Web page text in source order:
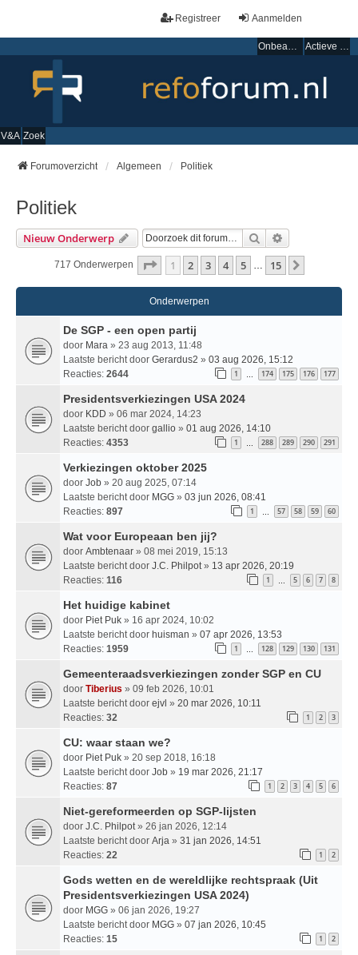
Aanmelden
Registreer
Onbeantwoorde onderwerpen Actieve onderwerpen
V&A Zoek
Forumoverzicht Algemeen Politiek
Politiek
Nieuw Onderwerp Zoek
717 Onderwerpen Pagina Van15
1 2 3 4 5 15
Onderwerpen
De SGP - een open partij
door Mara » 23 aug 2013, 11:48
Laatste bericht door Gerardus2 » 03 aug 2026, 15:12
Reacties: 2644 1 … 174 175 176 177
Presidentsverkiezingen USA 2024
door KDD » 06 mar 2024, 14:23
Laatste bericht door gallio » 01 aug 2026, 14:10
Reacties: 4353 1 … 288 289 290 291
Verkiezingen oktober 2025
door Job » 20 aug 2025, 07:14
Laatste bericht door MGG » 03 jun 2026, 08:41
Reacties: 897 1 … 57 58 59 60
Wat voor Europeaan ben jij?
door Ambtenaar » 08 mei 2019, 15:13
Laatste bericht door J.C. Philpot » 13 apr 2026, 20:19
Reacties: 116 1 … 5 6 7 8
Het huidige kabinet
door Piet Puk » 16 apr 2024, 10:02
Laatste bericht door huisman » 07 apr 2026, 13:53
Reacties: 1959 1 … 128 129 130 131
Gemeenteraadsverkiezingen zonder SGP en CU
door Tiberius » 09 feb 2026, 10:01
Laatste bericht door ejvl » 20 mar 2026, 10:11
Reacties: 32 1 2 3
CU: waar staan we?
door Piet Puk » 20 sep 2018, 16:18
Laatste bericht door Job » 19 mar 2026, 21:17
Reacties: 87 1 2 3 4 5 6
Niet-gereformeerden op SGP-lijsten
door J.C. Philpot » 26 jan 2026, 12:14
Laatste bericht door Arja » 31 jan 2026, 14:51
Reacties: 22 1 2
Gods wetten en de wereldlijke rechtspraak (Uit
Presidentsverkiezingen USA 2024)
door MGG » 06 jan 2026, 19:27
Laatste bericht door MGG » 07 jan 2026, 10:45
Reacties: 15 1 2